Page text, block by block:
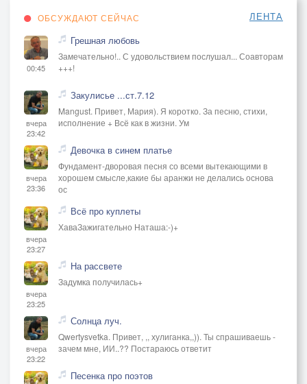
ОБСУЖДАЮТ СЕЙЧАС ЛЕНТА
00:45
Грешная любовь
Замечательно!.. С удовольствием послушал... Соавторам
+++!
вчера
23:42
Закулисье ...ст.7.12
Mangust. Привет, Мария). Я коротко. За песню, стихи,
исполнение + Всё как в жизни. Ум
вчера
23:36
Девочка в синем платье
Фундамент-дворовая песня со всеми вытекающими в
хорошем смысле,какие бы аранжи не делались основа
ос
вчера
23:27
Всё про куплеты
ХаваЗажигательно Наташа:-)+
вчера
23:25
На рассвете
Задумка получилась+
вчера
23:22
Солнца луч.
Qwertysvetka. Привет, ,, хулиганка,,)). Ты спрашиваешь -
зачем мне, ИИ..?? Постараюсь ответит
Песенка про поэтов